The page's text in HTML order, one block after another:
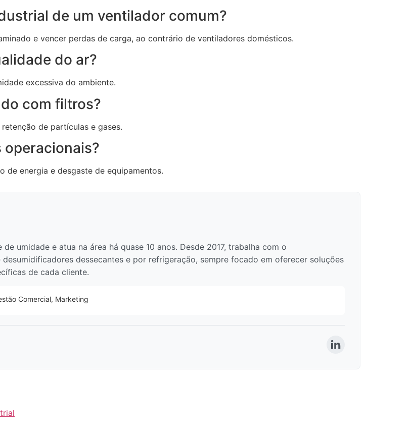
de um ventilador comum?
e vencer perdas de carga, ao contrário de ventiladores domésticos.
do ar?
excessiva do ambiente.
com filtros?
de partículas e gases.
de energia e desgaste de equipamentos.
umidade e atua na área há quase 10 anos. Desde 2017, trabalha com o
dessecantes e por refrigeração, sempre focado em oferecer soluções
de cada cliente.
Comercial, Marketing